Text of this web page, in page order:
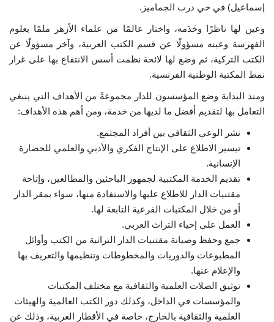
فرص
وثائق
الفيديوهات
الرعاة
الشركاء
Gallery
English
Swahili
español
French
Arabic
إسماعيل) في حي درب الجماميز.
وعين لها ناظرًا وخَدَمه، واختار عالمًا من علماء الأزهر ملمًا بعلوم
الفهرسة وعينه مسؤولًا عن قسم الكتب العربية، وآخر مسؤولًا عن
الكتب التركية، ثم وضع لها لائحة نظمت أسس الانتفاع بها على غرار
نمط المكتبة الوطنية الفرنسية.
ومنذ البداية وضع المؤسسون للدار مجموعةً من الأهداف التي ينبغي
التعامل بها لتقديم أفضل ما لديها من خدمة، ومن أهم هذه الأهداف:
نشر الوعي الثقافي بين أفراد المجتمع.
تيسير الاطلاع على الإنتاج الفكري والأدبي والعلمي للحضارة
الإنسانية.
تقديم الخدمة المكتبية لجمهور الباحثين والمطالعين، وإتاحة
مقتنيات الدار للاطلاع عليها والاستفادة منها، سواء بمقر الدار
أو من خلال المكتبات الفرعية التابعة لها.
العمل على إحياء التراث العربي.
جمع وحفظ وصيانة مقتنيات الدار التراثية من الكتب وأوائل
المطبوعات والدوريات والمخطوطات وتنظيمها والتعريف بها
والإعلام عنها.
توثيق الصلات العلمية والثقافية مع مختلف المكتبات
والمؤسسات في الداخل، وكذلك دور الكتب العالمية والهيئات
العلمية والثقافية بالخارج، خاصة في الأقطار العربية، وذلك عن